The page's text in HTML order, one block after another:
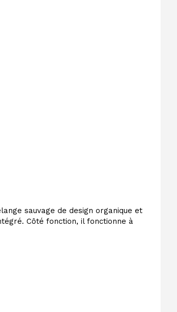
sauvage de design organique et
Côté fonction, il fonctionne à